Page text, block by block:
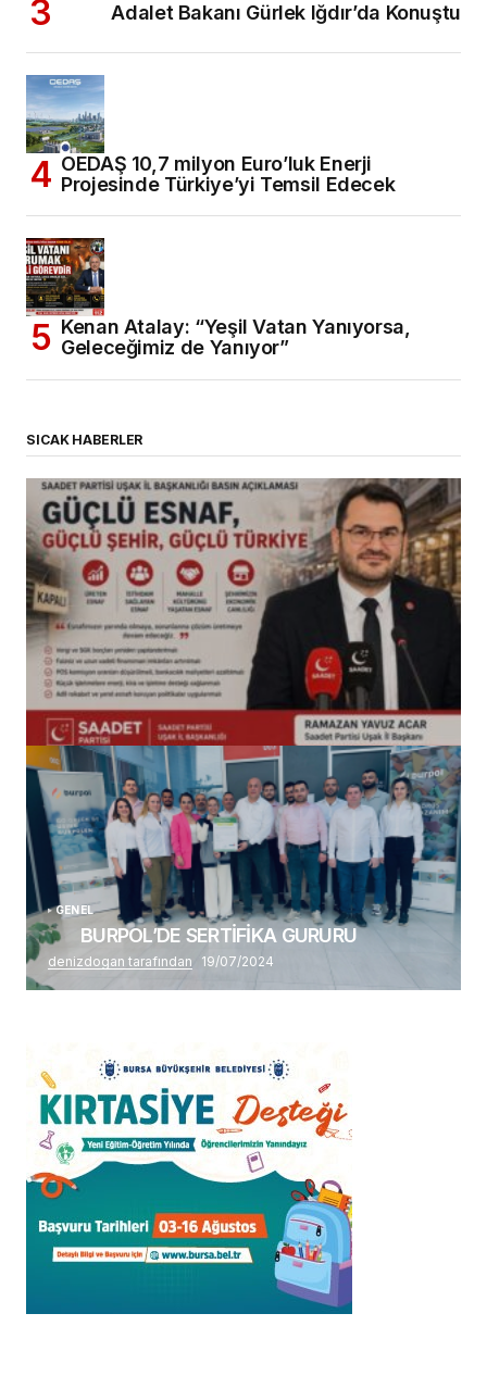
Adalet Bakanı Gürlek Iğdır’da Konuştu
OEDAŞ 10,7 milyon Euro’luk Enerji
Projesinde Türkiye’yi Temsil Edecek
Kenan Atalay: “Yeşil Vatan Yanıyorsa,
Geleceğimiz de Yanıyor”
SICAK HABERLER
(başlıksız)
Alaattin Karahan tarafından 14/07/2026
GENEL
BURPOL’DE SERTİFİKA GURURU
denizdogan tarafından 19/07/2024